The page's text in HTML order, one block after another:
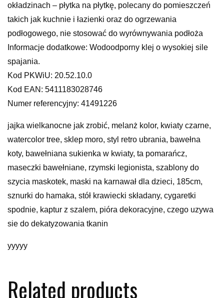
okładzinach – płytka na płytkę, polecany do pomieszczeń
takich jak kuchnie i łazienki oraz do ogrzewania
podłogowego, nie stosować do wyrównywania podłoża
Informacje dodatkowe: Wodoodporny klej o wysokiej sile
spajania.
Kod PKWiU: 20.52.10.0
Kod EAN: 5411183028746
Numer referencyjny: 41491226
jajka wielkanocne jak zrobić, melanż kolor, kwiaty czarne,
watercolor tree, sklep moro, styl retro ubrania, bawełna
koty, bawełniana sukienka w kwiaty, ta pomarańcz,
maseczki bawełniane, rzymski legionista, szablony do
szycia maskotek, maski na karnawał dla dzieci, 185cm,
sznurki do hamaka, stół krawiecki składany, cygaretki
spodnie, kaptur z szalem, pióra dekoracyjne, czego uzywa
sie do dekatyzowania tkanin
yyyyy
Related products